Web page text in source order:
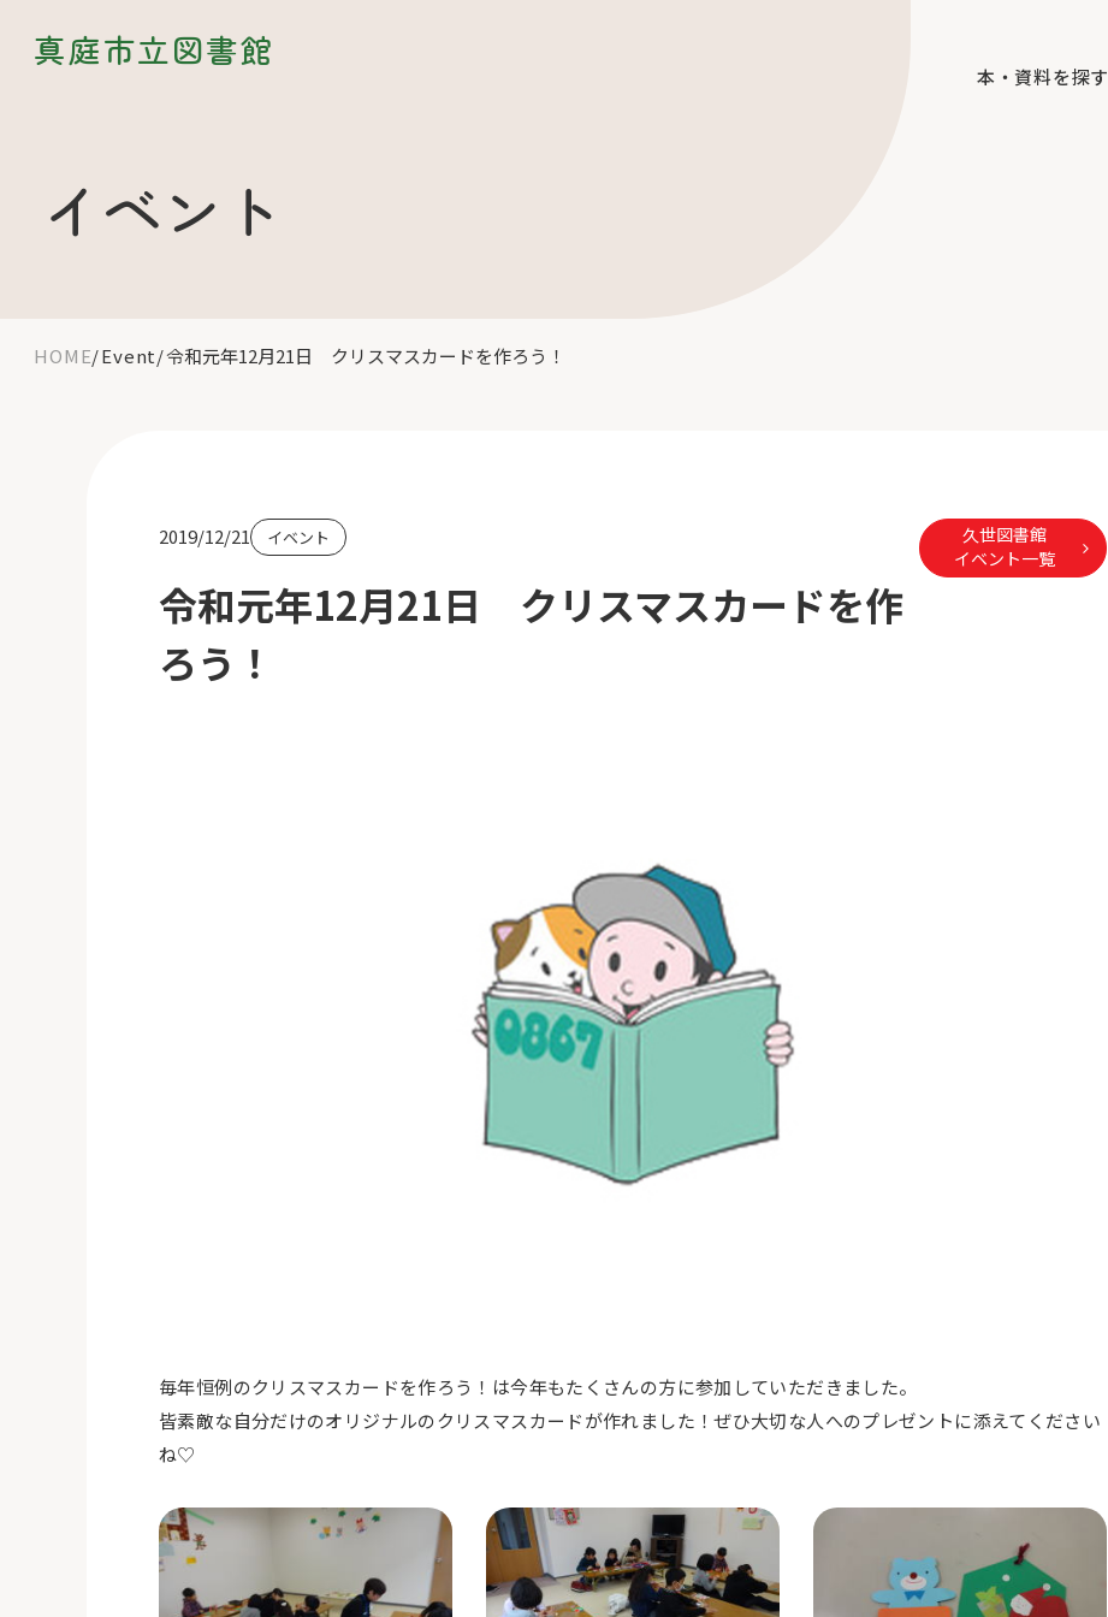
真庭市立図書館
本・資料を探す
イベント
HOME Event 令和元年12月21日 クリスマスカードを作ろう！
2019/12/21 イベント
令和元年12月21日 クリスマスカードを作
ろう！
久世図書館
イベント一覧
毎年恒例のクリスマスカードを作ろう！は今年もたくさんの方に参加していただきました。
皆素敵な自分だけのオリジナルのクリスマスカードが作れました！ぜひ大切な人へのプレゼントに添えてください
ね♡